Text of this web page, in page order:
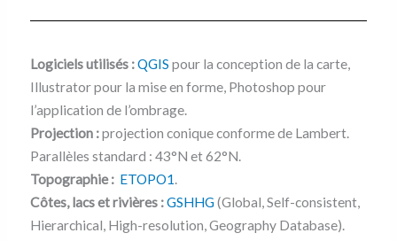
Logiciels utilisés :QGIS pour la conception de la carte,
Illustrator pour la mise en forme, Photoshop pour
l’application de l’ombrage.
Projection :projection conique conforme de Lambert.
Parallèles standard : 43°N et 62°N.
Topographie : ETOPO1.
Côtes, lacs et rivières :GSHHG(Global, Self-consistent,
Hierarchical, High-resolution, Geography Database).